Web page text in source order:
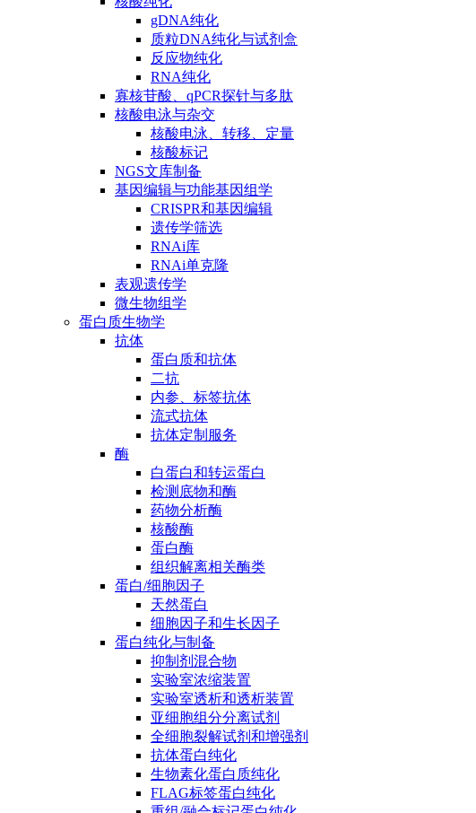
gDNA纯化
质粒DNA纯化与试剂盒
反应物纯化
RNA纯化
寡核苷酸、qPCR探针与多肽
核酸电泳与杂交
核酸电泳、转移、定量
核酸标记
NGS文库制备
基因编辑与功能基因组学
CRISPR和基因编辑
遗传学筛选
RNAi库
RNAi单克隆
表观遗传学
微生物组学
蛋白质生物学
抗体
蛋白质和抗体
二抗
内参、标签抗体
流式抗体
抗体定制服务
酶
白蛋白和转运蛋白
检测底物和酶
药物分析酶
核酸酶
蛋白酶
组织解离相关酶类
蛋白/细胞因子
天然蛋白
细胞因子和生长因子
蛋白纯化与制备
抑制剂混合物
实验室浓缩装置
实验室透析和透析装置
亚细胞组分分离试剂
全细胞裂解试剂和增强剂
抗体蛋白纯化
生物素化蛋白质纯化
FLAG标签蛋白纯化